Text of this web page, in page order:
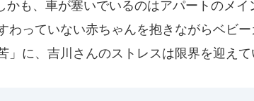
かも、車が塞いでいるのはアパートのメ
わっていない赤ちゃんを抱きながらベビ
」に、吉川さんのストレスは限界を迎えて